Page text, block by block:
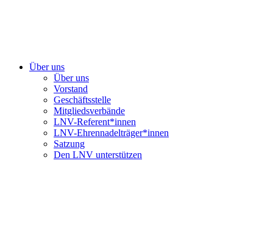
Über uns
Über uns
Vorstand
Geschäftsstelle
Mitgliedsverbände
LNV-Referent*innen
LNV-Ehrennadelträger*innen
Satzung
Den LNV unterstützen